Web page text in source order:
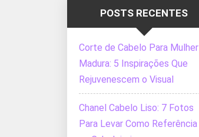
POSTS RECENTES
Corte de Cabelo Para Mulher
Madura: 5 Inspirações Que
Rejuvenescem o Visual
Chanel Cabelo Liso: 7 Fotos
Para Levar Como Referência